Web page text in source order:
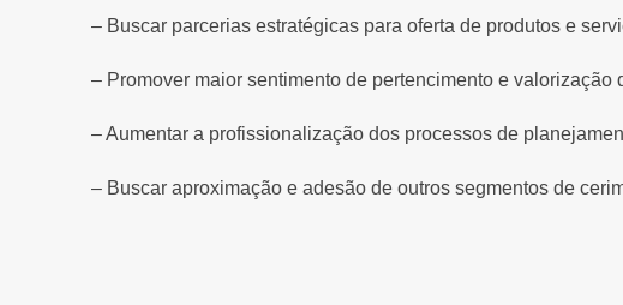
– Buscar parcerias estratégicas para oferta de produtos e
– Promover maior sentimento de pertencimento e valorização
– Aumentar a profissionalização dos processos de
– Buscar aproximação e adesão de outros segmentos de